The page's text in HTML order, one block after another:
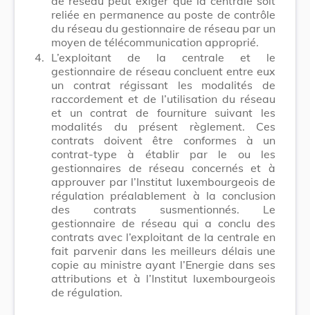
reliée en permanence au poste de contrôle
du réseau du gestionnaire de réseau par un
moyen de télécommunication approprié.
4. L’exploitant de la centrale et le
gestionnaire de réseau concluent entre eux
un contrat régissant les modalités de
raccordement et de l’utilisation du réseau
et un contrat de fourniture suivant les
modalités du présent règlement. Ces
contrats doivent être conformes à un
contrat-type à établir par le ou les
gestionnaires de réseau concernés et à
approuver par l’Institut luxembourgeois de
régulation préalablement à la conclusion
des contrats susmentionnés. Le
gestionnaire de réseau qui a conclu des
contrats avec l’exploitant de la centrale en
fait parvenir dans les meilleurs délais une
copie au ministre ayant l’Energie dans ses
attributions et à l’Institut luxembourgeois
de régulation.